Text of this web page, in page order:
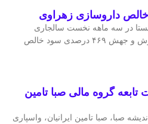
در سه ماهه نخست سالجاری
موفق به رشد ۱۲۹ درصدی فروش و جهش ۴۶۹ درصدی سود خالص
۶ شرکت‌ تابعه گروه مالی صبا تامین
صبا، صبا تامین ایرانیان، واسپاری